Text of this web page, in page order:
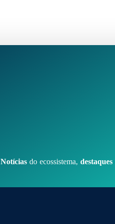
Notíciasdo ecossistema,destaques